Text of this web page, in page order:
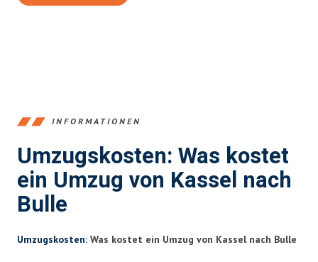
INFORMATIONEN
Umzugskosten: Was kostet
ein Umzug von Kassel nach
Bulle
Umzugskosten: Was kostet ein Umzug von Kassel nach Bulle